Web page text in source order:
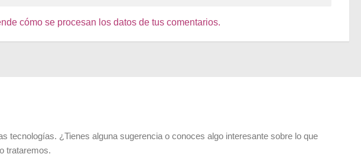
cómo se procesan los datos de tus comentarios.
tecnologías. ¿Tienes alguna sugerencia o conoces algo interesante sobre lo que
trataremos.